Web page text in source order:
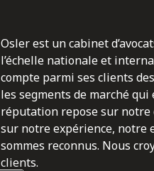
Osler est un cabinet
l’échelle nationale et
compte parmi ses clients
les segments de marché
réputation repose sur notre
sur notre expérience, notre
sommes reconnus. Nous
clients.